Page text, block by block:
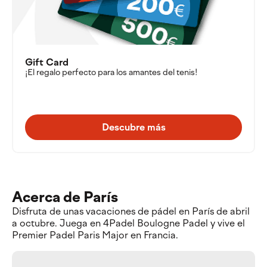
Gift Card
¡El regalo perfecto para los amantes del tenis!
Descubre más
Acerca de París
Disfruta de unas vacaciones de pádel en París de abril
a octubre. Juega en 4Padel Boulogne Padel y vive el
Premier Padel Paris Major en Francia.